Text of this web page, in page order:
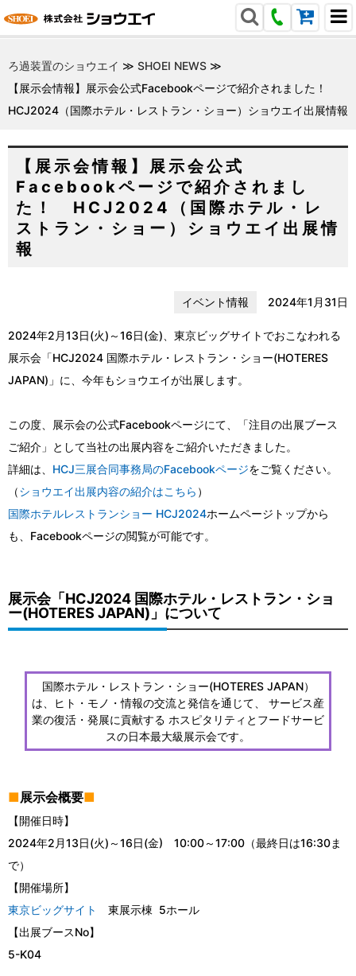
ろ過装置のショウエイ ≫ SHOEI NEWS ≫
【展示会情報】展示会公式Facebookページで紹介されました！
HCJ2024（国際ホテル・レストラン・ショー）ショウエイ出展情報
【展示会情報】展示会公式
Facebookページで紹介されまし
た！ HCJ2024（国際ホテル・レ
ストラン・ショー）ショウエイ出展情
報
イベント情報 2024年1月31日
2024年2月13日(火)～16日(金)、東京ビッグサイトでおこなわれる
展示会「HCJ2024 国際ホテル・レストラン・ショー(HOTERES
JAPAN)」に、今年もショウエイが出展します。
この度、展示会の公式Facebookページにて、「注目の出展ブース
ご紹介」として当社の出展内容をご紹介いただきました。
詳細は、 HCJ三展合同事務局のFacebookページをご覧ください。
（ショウエイ出展内容の紹介はこちら ）
国際ホテルレストランショー HCJ2024ホームページトップから
も、Facebookページの閲覧が可能です。
展示会「HCJ2024 国際ホテル・レストラン・ショ
ー(HOTERES JAPAN)」について
国際ホテル・レストラン・ショー(HOTERES JAPAN）
は、ヒト・モノ・情報の交流と発信を通じて、 サービス産
業の復活・発展に貢献する ホスピタリティとフードサービ
スの日本最大級展示会です。
■展示会概要■
【開催日時】
2024年2月13日(火)～16日(金) 10:00～17:00（最終日は16:30ま
で）
【開催場所】
東京ビッグサイト
東展示棟 5ホール
【出展ブースNo】
5-K04